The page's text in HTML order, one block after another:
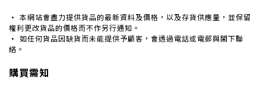
· 本網站會盡力提供貨品的最新資料及價格，以及存貨供應量，並保留
權利更改貨品的價格而不作另行通知。
· 如任何貨品因缺貨而未能提供予顧客，會透過電話或電郵與閣下聯
絡。
購買需知